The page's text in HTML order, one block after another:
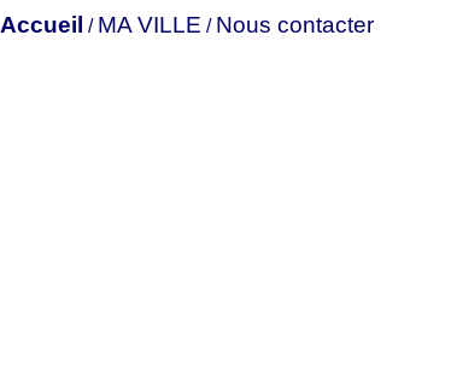
Accueil / MA VILLE / Nous contacter